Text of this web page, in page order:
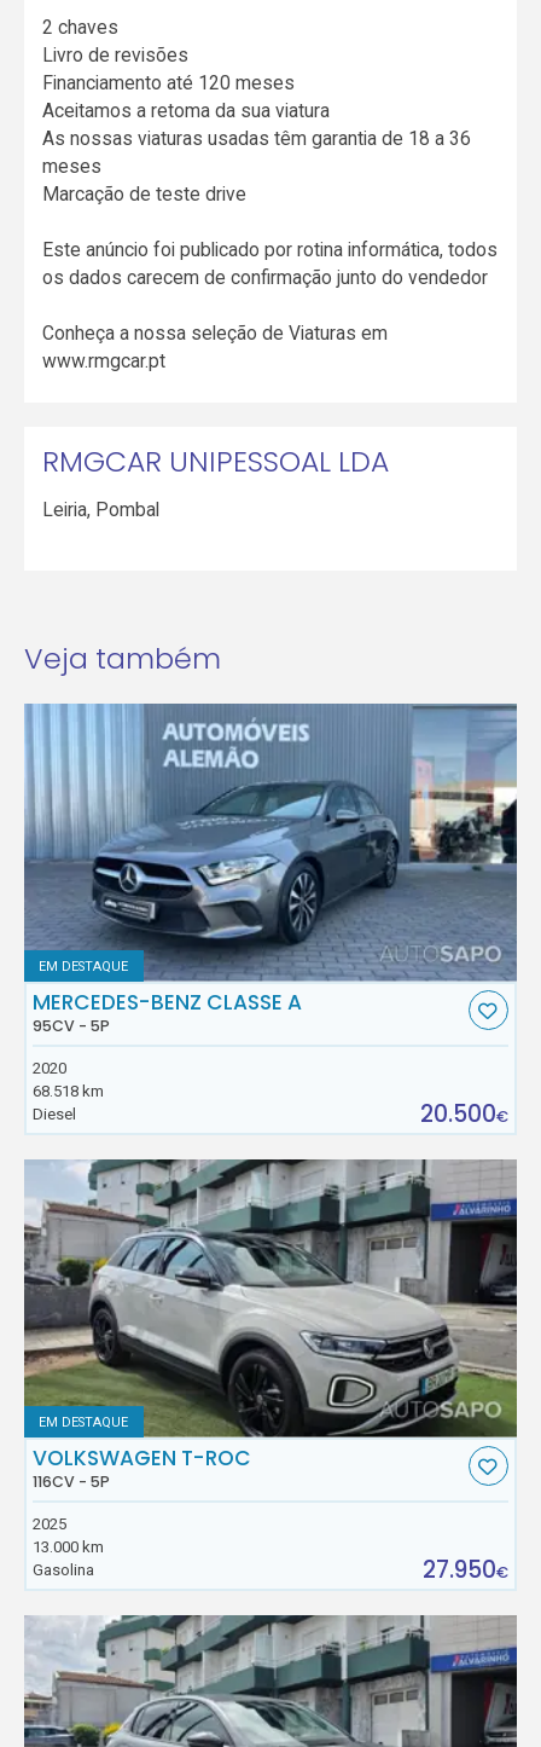
2 chaves
Livro de revisões
Financiamento até 120 meses
Aceitamos a retoma da sua viatura
As nossas viaturas usadas têm garantia de 18 a 36
meses
Marcação de teste drive
Este anúncio foi publicado por rotina informática, todos
os dados carecem de confirmação junto do vendedor
Conheça a nossa seleção de Viaturas em
www.rmgcar.pt
RMGCAR UNIPESSOAL LDA
Leiria, Pombal
Veja também
EM DESTAQUE
MERCEDES-BENZ CLASSE A
95CV - 5P
2020
68.518 km
Diesel
20.500€
EM DESTAQUE
VOLKSWAGEN T-ROC
116CV - 5P
2025
13.000 km
Gasolina
27.950€